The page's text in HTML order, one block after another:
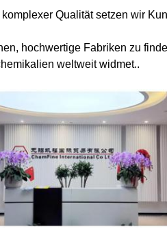
Qualität setzen wir
hochwertige Fabriken zu
weltweit widmet..